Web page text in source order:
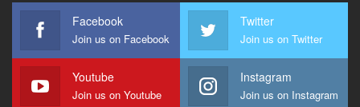
Facebook
Join us on Facebook
Twitter
Join us on Twitter
Youtube
Join us on Youtube
Instagram
Join us on Instagram